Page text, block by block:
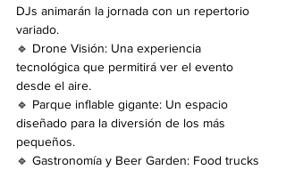
DJs animarán la jornada con un repertorio
variado.
🔹 Drone Visión: Una experiencia
tecnológica que permitirá ver el evento
desde el aire.
🔹 Parque inflable gigante: Un espacio
diseñado para la diversión de los más
pequeños.
🔹 Gastronomía y Beer Garden: Food trucks